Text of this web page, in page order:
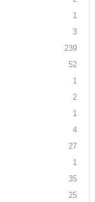
1
3
239
52
1
2
1
4
27
1
35
25